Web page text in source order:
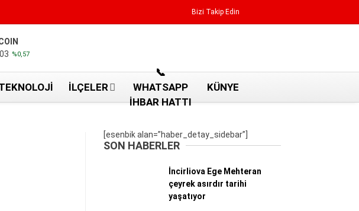
Bizi Takip Edin
%0,57
İLÇELER
📞
WHATSAPP
İHBAR HATTI
KÜNYE
[esenbik alan=”haber_detay_sidebar”]
SON HABERLER
İncirliova Ege Mehteran
çeyrek asırdır tarihi
yaşatıyor